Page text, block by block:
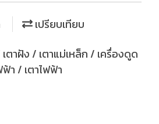
เปรียบเทียบ
ตาฝัง / เตาแม่เหล็ก / เครื่องดูด
า / เตาไฟฟ้า